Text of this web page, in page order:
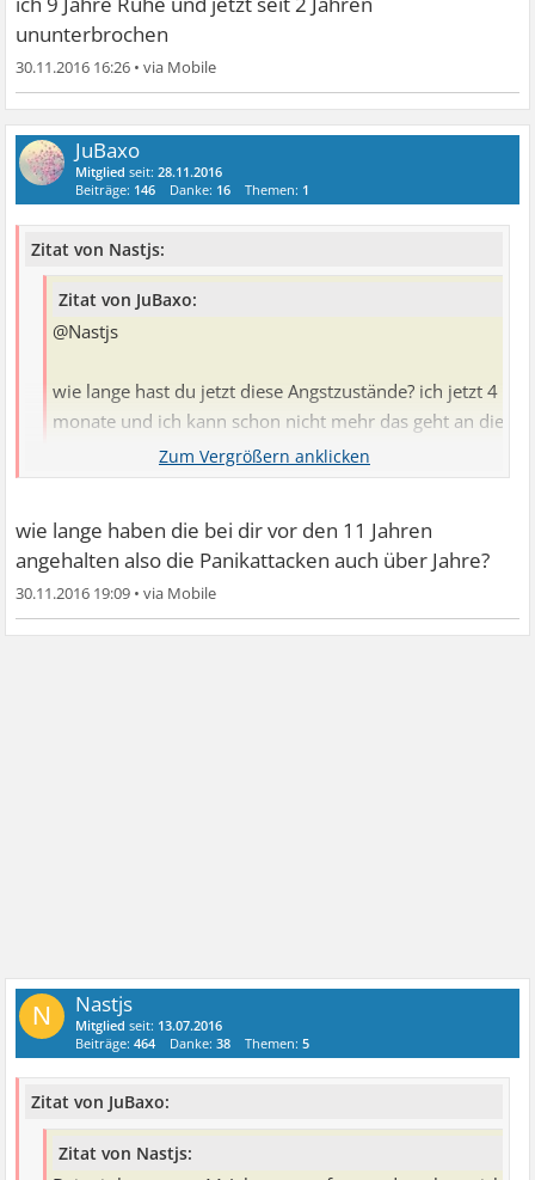
ununterbrochen
30.11.2016 16:26 •
JuBaxo
Mitglied seit:28.11.2016
Beiträge: 146 Danke: 16 Themen: 1
Zitat von Nastjs:
Zitat von JuBaxo:
@Nastjs
wie lange hast du jetzt diese Angstzustände? ich jetzt 4
monate und ich kann schon nicht mehr das geht an die
nerven und belastet eine beziehung total
Jahre Ruhe und jetzt seit 2 Jahren ununterbrochen
wie lange haben die bei dir vor den 11 Jahren
angehalten also die Panikattacken auch über Jahre?
30.11.2016 19:09 •
N Nastjs
Mitglied seit: 13.07.2016
Beiträge:464 Danke:38 Themen:5
Zitat von JuBaxo:
Zitat von Nastjs: